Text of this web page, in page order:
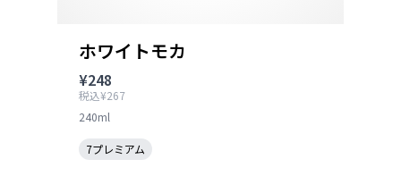
ホワイトモカ
¥248
税込¥267
240ml
7プレミアム